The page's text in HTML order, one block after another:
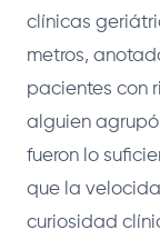
clínicas
metros,
pacientes con
alguien agrupó
fueron lo
que la
curiosidad